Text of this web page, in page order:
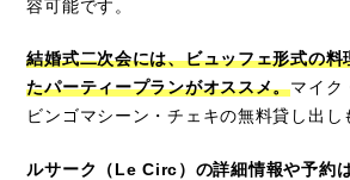
容可能です。
結婚式二次会には、ビュッフェ形式の料
たパーティープランがオススメ。マイク
ビンゴマシーン・チェキの無料貸し出し
ルサーク（Le Circ）の詳細情報や予約